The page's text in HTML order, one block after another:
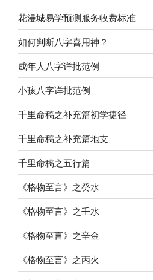
花漫城易学预测服务收费标准
如何判断八字喜用神？
成年人八字详批范例
小孩八字详批范例
千里命稿之补充篇初学捷径
千里命稿之补充篇地支
千里命稿之五行篇
《格物至言》之癸水
《格物至言》之壬水
《格物至言》之辛金
《格物至言》之丙火